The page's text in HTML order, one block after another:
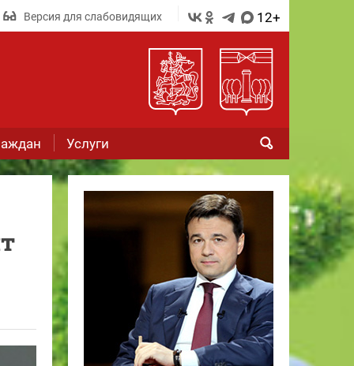
Версия для слабовидящих 12+
Услуги